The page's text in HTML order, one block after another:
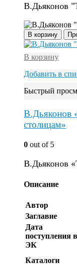
В.Дьяконов
В корзину
В корзину
Добавить в
Быстрый
В.Дьяконов
столицам»
0 out of 5
В.Дьяконов
Описание
Автор
Заглавие
Дата
поступления в
ЭК
Каталоги